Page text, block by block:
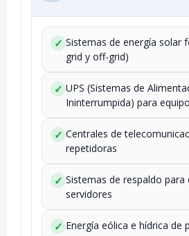
✓ Sistemas de energía solar
grid y off-grid)
✓ UPS (Sistemas de
Ininterrumpida) para
✓ Centrales de
repetidoras
✓ Sistemas de respaldo para
servidores
✓ Energía eólica e hídrica de